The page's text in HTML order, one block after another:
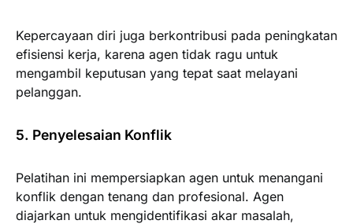
Kepercayaan diri juga berkontribusi pada peningkatan
efisiensi kerja, karena agen tidak ragu untuk
mengambil keputusan yang tepat saat melayani
pelanggan.
5. Penyelesaian Konflik
Pelatihan ini mempersiapkan agen untuk menangani
konflik dengan tenang dan profesional. Agen
diajarkan untuk mengidentifikasi akar masalah,